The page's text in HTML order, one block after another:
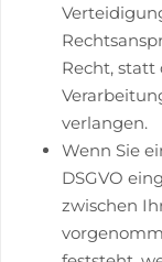
Recht, statt
verlangen.
Wenn Sie
DSGVO
zwischen